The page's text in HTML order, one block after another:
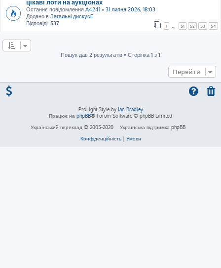
Останнє повідомлення A4241 « 31 липня 2026, 18:03
Додано в Загальні дискусії
Відповіді: 537 1 51 52 53 54
Пошук дав 2 результатів • Сторінка 1 з 1
Перейти
ProLight Style by Ian Bradley
Працює на phpBB® Forum Software © phpBB Limited
Український переклад © 2005-2020
Українська підтримка phpBB
Конфіденційність| Умови